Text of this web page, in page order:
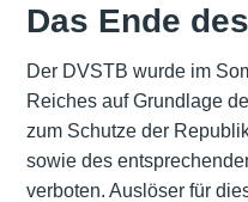
Das Ende
Der DVSTB wurde im
Reiches auf Grundlage
zum Schutze der
sowie des
verboten. Auslöser für